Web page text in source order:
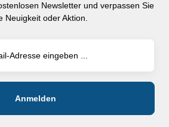
Newsletter und verpassen Sie
Neuigkeit oder Aktion.